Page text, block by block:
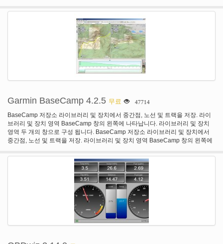
Garmin BaseCamp 4.2.5 무료 47714
BaseCamp 저장소 라이브러리 및 장치에서 중간점, 노선 및 트랙을 저장. 라이
브러리 및 장치 영역 BaseCamp 창의 왼쪽에 나타납니다. 라이브러리 및 장치
영역 두 개의 창으로 구성 됩니다. BaseCamp 저장소 라이브러리 및 장치에서
중간점, 노선 및 트랙을 저장. 라이브러리 및 장치 영역 BaseCamp 창의 왼쪽에